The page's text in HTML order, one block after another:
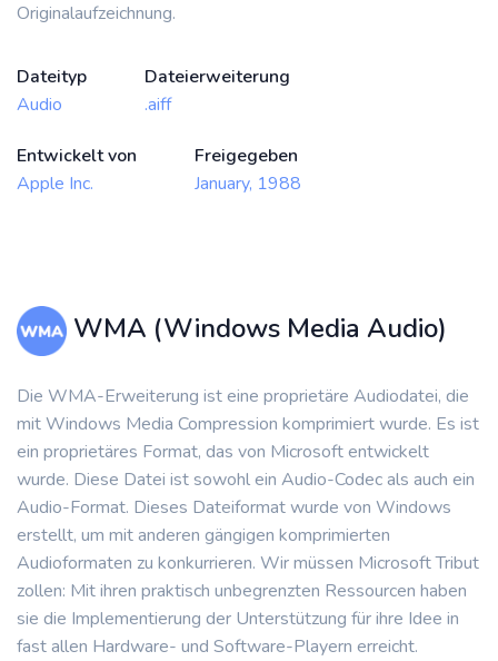
Originalaufzeichnung.
Dateityp
Audio
Dateierweiterung
.aiff
Entwickelt von
Apple Inc.
Freigegeben
January, 1988
WMA (Windows Media Audio)
Die WMA-Erweiterung ist eine proprietäre Audiodatei, die
mit Windows Media Compression komprimiert wurde. Es ist
ein proprietäres Format, das von Microsoft entwickelt
wurde. Diese Datei ist sowohl ein Audio-Codec als auch ein
Audio-Format. Dieses Dateiformat wurde von Windows
erstellt, um mit anderen gängigen komprimierten
Audioformaten zu konkurrieren. Wir müssen Microsoft Tribut
zollen: Mit ihren praktisch unbegrenzten Ressourcen haben
sie die Implementierung der Unterstützung für ihre Idee in
fast allen Hardware- und Software-Playern erreicht.